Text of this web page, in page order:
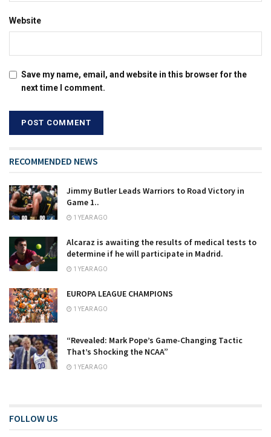
Website
Save my name, email, and website in this browser for the
next time I comment.
RECOMMENDED NEWS
Jimmy Butler Leads Warriors to Road Victory in
Game 1..
1 YEAR AGO
Alcaraz is awaiting the results of medical tests to
determine if he will participate in Madrid.
1 YEAR AGO
EUROPA LEAGUE CHAMPIONS
1 YEAR AGO
“Revealed: Mark Pope’s Game-Changing Tactic
That’s Shocking the NCAA”
1 YEAR AGO
FOLLOW US